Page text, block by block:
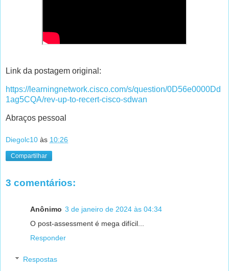
Link da postagem original:
https://learningnetwork.cisco.com/s/question/0D56e0000Dd
1ag5CQA/rev-up-to-recert-cisco-sdwan
Abraços pessoal
Diegolc10 às 10:26
Compartilhar
3 comentários:
Anônimo 3 de janeiro de 2024 às 04:34
O post-assessment é mega difícil...
Responder
Respostas